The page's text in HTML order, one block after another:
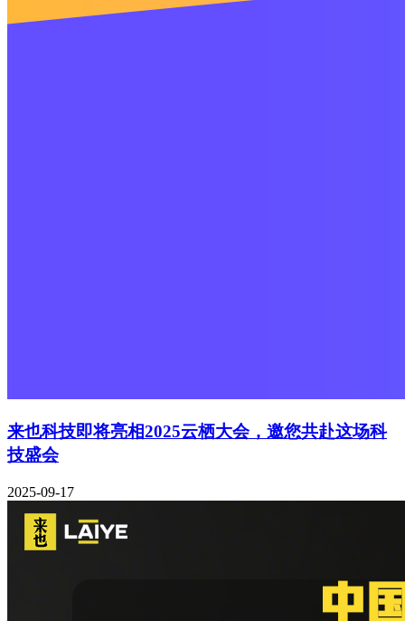
来也科技即将亮相2025云栖大会，邀您共赴这场科
技盛会
2025-09-17